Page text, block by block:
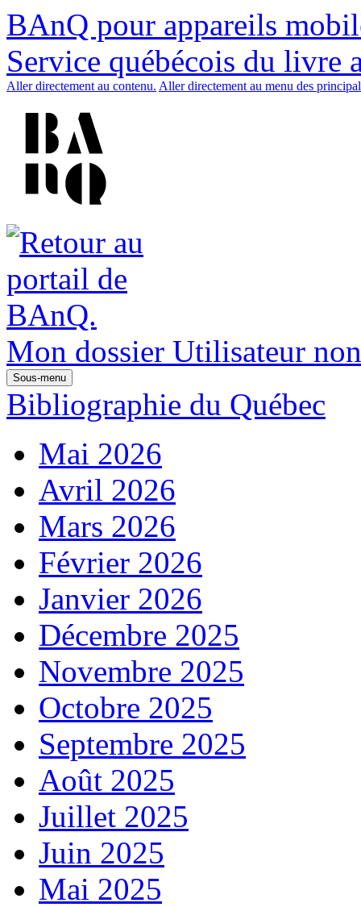
BAnQ pour appareils
Service québécois du livre
Aller directement au contenu. Aller directement au menu des
Mon dossier Utilisateur
Sous-menu
Bibliographie du Québec
Mai 2026
Avril 2026
Mars 2026
Février 2026
Janvier 2026
Décembre 2025
Novembre 2025
Octobre 2025
Septembre 2025
Août 2025
Juillet 2025
Juin 2025
Mai 2025